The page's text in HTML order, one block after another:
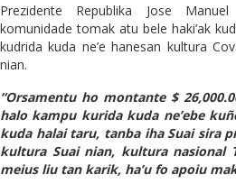
Prezidente Republika Jose
komunidade tomak atu bele haki’ak
kudrida kuda ne’e hanesan kultura
nian.
“Orsamentu ho montante $
halo kampu kurida kuda ne’ebe
kuda halai taru, tanba iha Suai sira
kultura Suai nian, kultura nasional
meius liu tan karik, ha’u fo apoiu